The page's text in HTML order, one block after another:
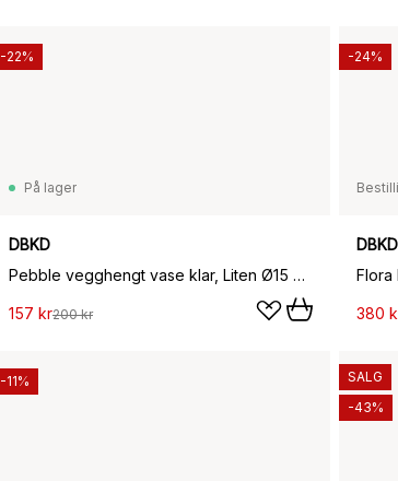
På lager
DBKD
Pebble vegghengt vase klar, Liten Ø15 cm
157 kr200 kr
-22%
DBKD
Flora
380
-24%
-11%
SALG
-43%